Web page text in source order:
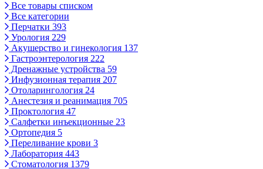
Все товары списком
Все категории
Перчатки 393
Урология 229
Акушерство и гинекология 137
Гастроэнтерология 222
Дренажные устройства 59
Инфузионная терапия 207
Отоларингология 24
Анестезия и реанимация 705
Проктология 47
Салфетки инъекционные 23
Ортопедия 5
Переливание крови 3
Лаборатория 443
Стоматология 1379